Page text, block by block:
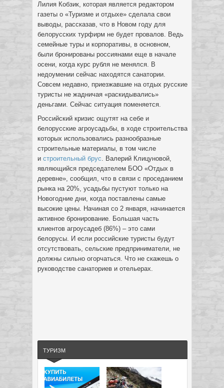
Лилия Кобзик, которая является редактором
газеты о «Туризме и отдыхе» сделала свои
выводы, рассказав, что в Новом году для
белорусских турфирм не будет провалов. Ведь
семейные туры и корпоративы, в основном,
были бронированы россиянами еще в начале
осени, когда курс рубля не менялся. В
недоумении сейчас находятся санатории.
Совсем недавно, приезжавшие на отдых русские
туристы не жадничая «раскидывались»
деньгами. Сейчас ситуация поменяется.
Российский кризис ощутят на себе и
белорусские агроусадьбы, в ходе строительства
которых использовались разнообразные
строительные материалы, в том числе
и строительный брус. Валерий Клицуновой,
являющийся председателем БОО «Отдых в
деревне», сообщил, что в связи с проседанием
рынка на 20%, усадьбы пустуют только на
Новогодние дни, когда поставлены самые
высокие цены. Начиная со 2 января, начинается
активное бронирование. Большая часть
клиентов агроусадеб (86%) – это сами
белорусы. И если российские туристы будут
отсутствовать, сельские предприниматели, не
должны сильно огорчаться. Что не скажешь о
руководстве санаториев и отельерах.
ТУРИЗМ